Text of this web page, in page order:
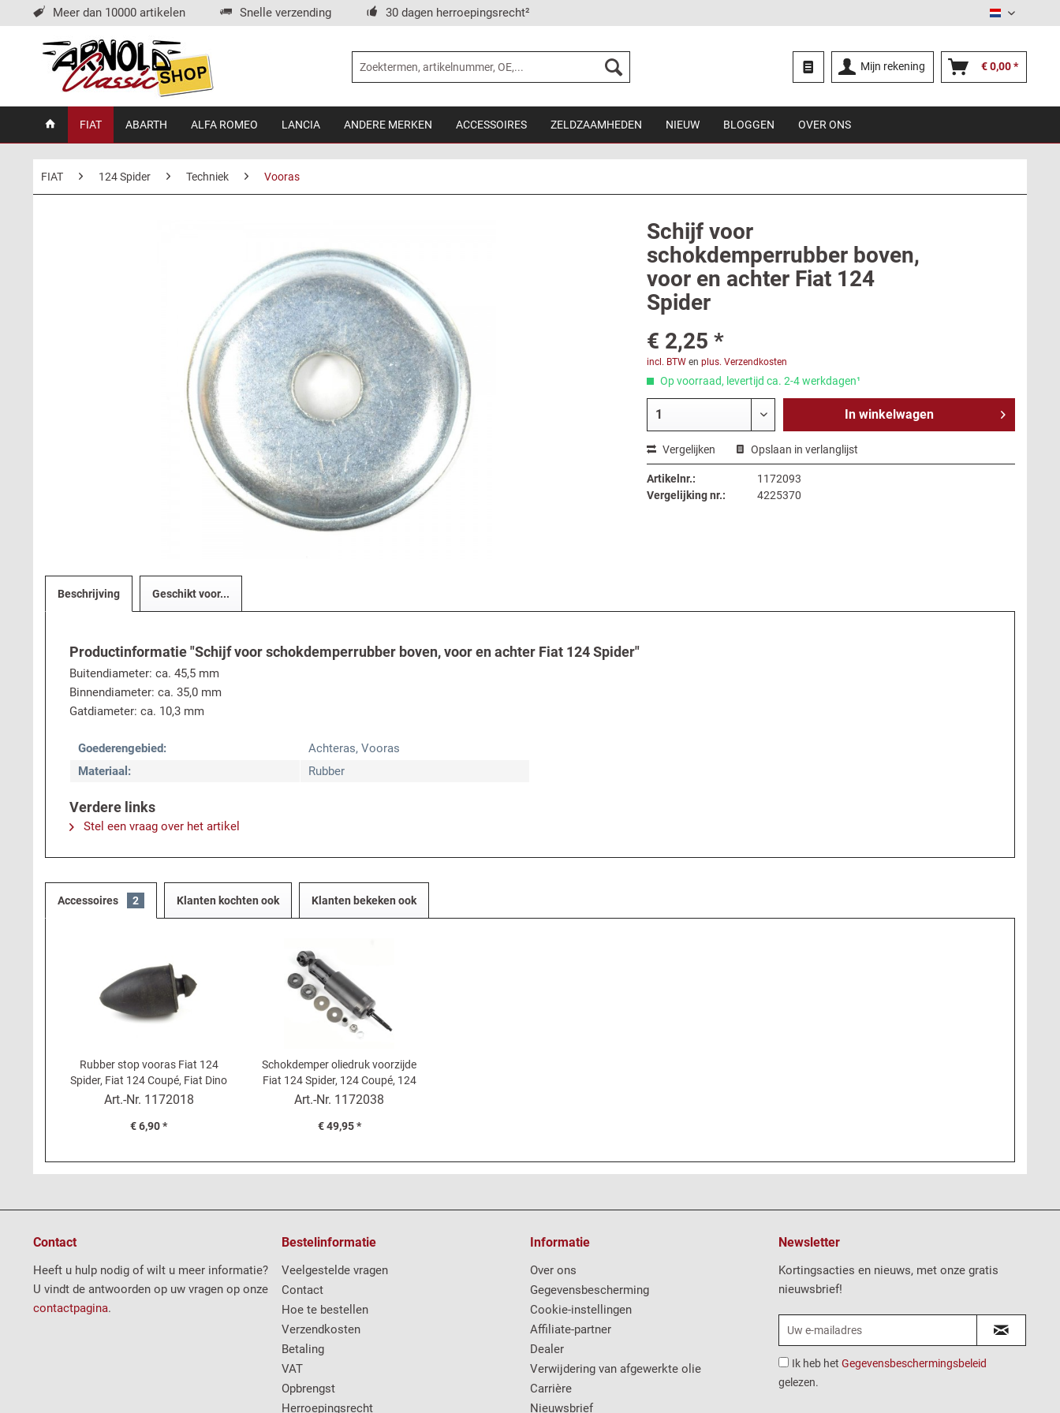
Meer dan 10000 artikelen Snelle verzending 30 dagen herroepingsrecht² Nederlands
Mijn rekening € 0,00 *
FIAT ABARTH ALFA ROMEO LANCIA ANDERE MERKEN ACCESSOIRES ZELDZAAMHEDEN NIEUW BLOGGEN OVER ONS
FIAT 124 Spider Techniek Vooras
Schijf voor
schokdemperrubber boven,
voor en achter Fiat 124
Spider
€ 2,25 *
incl. BTWen plus. Verzendkosten
Op voorraad, levertijd ca. 2-4 werkdagen¹
In winkelwagen
Vergelijken Opslaan in verlanglijst
Artikelnr.:
1172093
Vergelijking nr.:
4225370
Beschrijving Geschikt voor...
Productinformatie "Schijf voor schokdemperrubber boven, voor en achter Fiat 124 Spider"
Buitendiameter: ca. 45,5 mm
Binnendiameter: ca. 35,0 mm
Gatdiameter: ca. 10,3 mm
Goederengebied:
Achteras, Vooras
Materiaal:
Rubber
Verdere links
Stel een vraag over het artikel
Accessoires 2 Klanten kochten ook Klanten bekeken ook
Rubber stop vooras Fiat 124
Spider, Fiat 124 Coupé, Fiat Dino
2000 - rubberen buffer
Art.-Nr. 1172018
€ 6,90 *
Schokdemper oliedruk voorzijde
Fiat 124 Spider, 124 Coupé, 124
Berlina
Art.-Nr. 1172038
€ 49,95 *
Contact
Heeft u hulp nodig of wilt u meer informatie?
U vindt de antwoorden op uw vragen op onze
contactpagina.
Bestelinformatie
Veelgestelde vragen
Contact
Hoe te bestellen
Verzendkosten
Betaling
VAT
Opbrengst
Herroepingsrecht
Informatie
Over ons
Gegevensbescherming
Cookie-instellingen
Affiliate-partner
Dealer
Verwijdering van afgewerkte olie
Carrière
Nieuwsbrief
Newsletter
Kortingsacties en nieuws, met onze gratis
nieuwsbrief!
Ik heb het Gegevensbeschermingsbeleid
gelezen.